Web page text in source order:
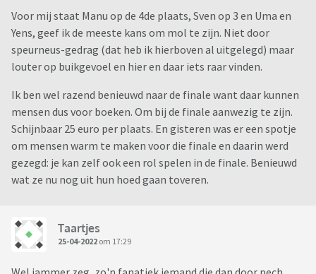
Voor mij staat Manu op de 4de plaats, Sven op 3 en Uma en
Yens, geef ik de meeste kans om mol te zijn. Niet door
speurneus-gedrag (dat heb ik hierboven al uitgelegd) maar
louter op buikgevoel en hier en daar iets raar vinden.
Ik ben wel razend benieuwd naar de finale want daar kunnen
mensen dus voor boeken. Om bij de finale aanwezig te zijn.
Schijnbaar 25 euro per plaats. En gisteren was er een spotje
om mensen warm te maken voor die finale en daarin werd
gezegd: je kan zelf ook een rol spelen in de finale. Benieuwd
wat ze nu nog uit hun hoed gaan toveren.
Taartjes
25-04-2022 om 17:29